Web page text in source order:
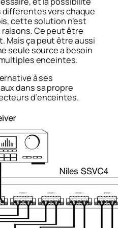
vers chaque
cette solution n’est
Ce peut être
Mais ça peut être aussi
seule source a besoin
enceintes.
à ses
dans sa propre
d’enceintes.